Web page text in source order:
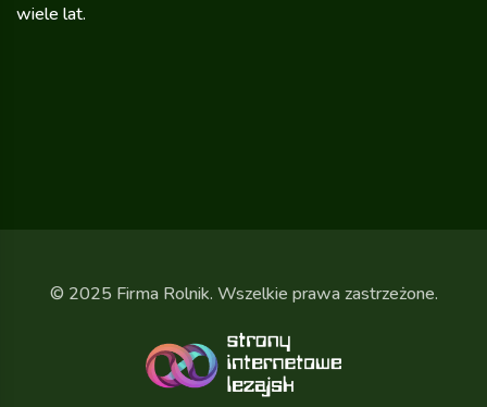
wiele lat.
© 2025 Firma Rolnik. Wszelkie prawa zastrzeżone.